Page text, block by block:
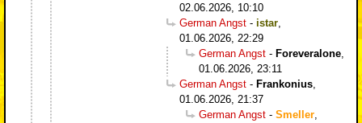
02.06.2026, 10:10
German Angst - istar,
01.06.2026, 22:29
German Angst - Foreveralone,
01.06.2026, 23:11
German Angst - Frankonius,
01.06.2026, 21:37
German Angst - Smeller,